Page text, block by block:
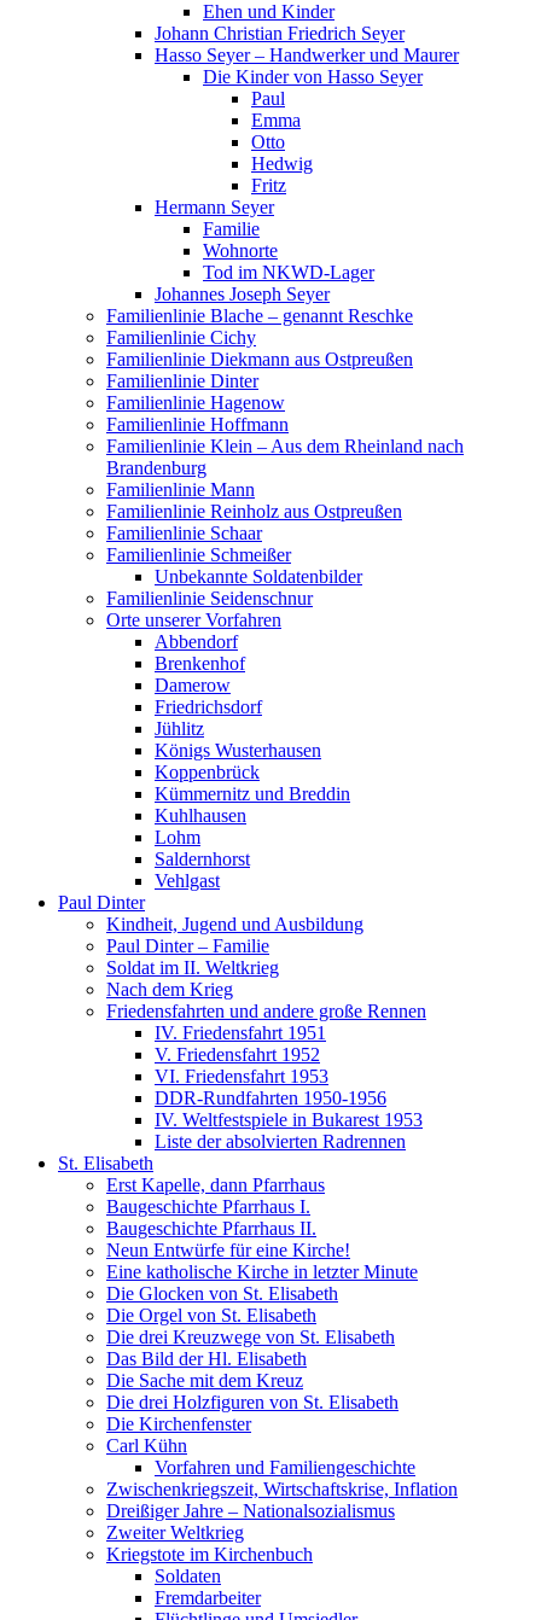
Ehen und Kinder
Johann Christian Friedrich Seyer
Hasso Seyer – Handwerker und Maurer
Die Kinder von Hasso Seyer
Paul
Emma
Otto
Hedwig
Fritz
Hermann Seyer
Familie
Wohnorte
Tod im NKWD-Lager
Johannes Joseph Seyer
Familienlinie Blache – genannt Reschke
Familienlinie Cichy
Familienlinie Diekmann aus Ostpreußen
Familienlinie Dinter
Familienlinie Hagenow
Familienlinie Hoffmann
Familienlinie Klein – Aus dem Rheinland nach
Brandenburg
Familienlinie Mann
Familienlinie Reinholz aus Ostpreußen
Familienlinie Schaar
Familienlinie Schmeißer
Unbekannte Soldatenbilder
Familienlinie Seidenschnur
Orte unserer Vorfahren
Abbendorf
Brenkenhof
Damerow
Friedrichsdorf
Jühlitz
Königs Wusterhausen
Koppenbrück
Kümmernitz und Breddin
Kuhlhausen
Lohm
Saldernhorst
Vehlgast
Paul Dinter
Kindheit, Jugend und Ausbildung
Paul Dinter – Familie
Soldat im II. Weltkrieg
Nach dem Krieg
Friedensfahrten und andere große Rennen
IV. Friedensfahrt 1951
V. Friedensfahrt 1952
VI. Friedensfahrt 1953
DDR-Rundfahrten 1950-1956
IV. Weltfestspiele in Bukarest 1953
Liste der absolvierten Radrennen
St. Elisabeth
Erst Kapelle, dann Pfarrhaus
Baugeschichte Pfarrhaus I.
Baugeschichte Pfarrhaus II.
Neun Entwürfe für eine Kirche!
Eine katholische Kirche in letzter Minute
Die Glocken von St. Elisabeth
Die Orgel von St. Elisabeth
Die drei Kreuzwege von St. Elisabeth
Das Bild der Hl. Elisabeth
Die Sache mit dem Kreuz
Die drei Holzfiguren von St. Elisabeth
Die Kirchenfenster
Carl Kühn
Vorfahren und Familiengeschichte
Zwischenkriegszeit, Wirtschaftskrise, Inflation
Dreißiger Jahre – Nationalsozialismus
Zweiter Weltkrieg
Kriegstote im Kirchenbuch
Soldaten
Fremdarbeiter